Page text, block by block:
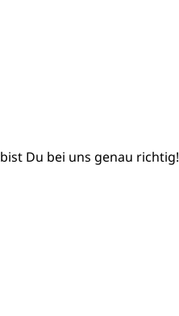
Du bei uns genau richtig!